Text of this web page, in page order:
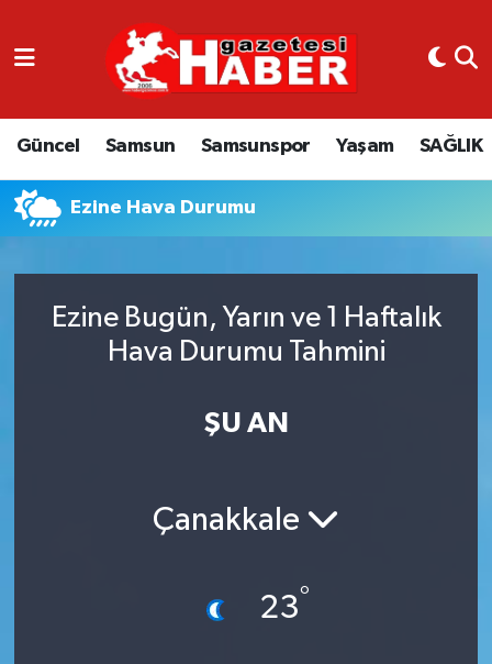
Güncel Samsun Samsunspor Yaşam SAĞLIK
Ezine Hava Durumu
Ezine Bugün, Yarın ve 1 Haftalık
Hava Durumu Tahmini
ŞU AN
Çanakkale
23°
GÜNCEL
SAMSUN
YAŞAM